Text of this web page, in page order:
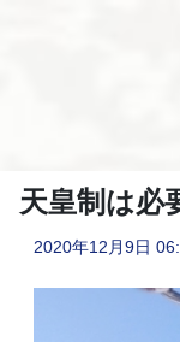
天皇制は必
2020年12月9日